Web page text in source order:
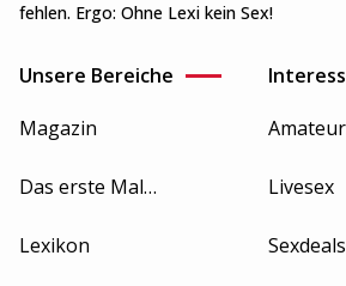
fehlen. Ergo: Ohne Lexi kein Sex!
Unsere Bereiche
Magazin
Das erste Mal…
Lexikon
Livesex
Sexdeals